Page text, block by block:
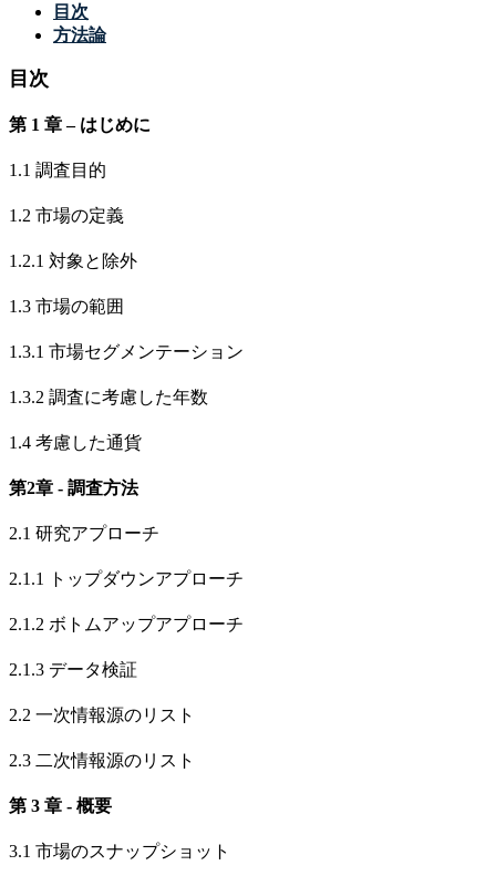
目次
方法論
目次
第 1 章 – はじめに
1.1 調査目的
1.2 市場の定義
1.2.1 対象と除外
1.3 市場の範囲
1.3.1 市場セグメンテーション
1.3.2 調査に考慮した年数
1.4 考慮した通貨
第2章 - 調査方法
2.1 研究アプローチ
2.1.1 トップダウンアプローチ
2.1.2 ボトムアップアプローチ
2.1.3 データ検証
2.2 一次情報源のリスト
2.3 二次情報源のリスト
第 3 章 - 概要
3.1 市場のスナップショット